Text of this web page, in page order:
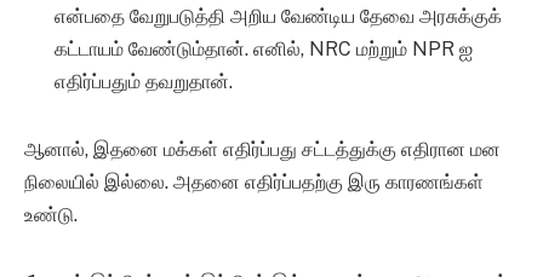
என்பதை வேறுபடுத்தி அறிய வேண்டிய தேவை அரசுக்குக்
கட்டாயம் வேண்டும்தான். எனில், NRC மற்றும் NPR ஐ
எதிர்ப்பதும் தவறுதான்.
ஆனால், இதனை மக்கள் எதிர்ப்பது சட்டத்துக்கு எதிரான மன
நிலையில் இல்லை. அதனை எதிர்ப்பதற்கு இரு காரணங்கள்
உண்டு.